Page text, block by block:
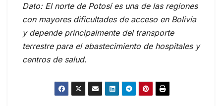
Dato: El norte de Potosí es una de las regiones
con mayores dificultades de acceso en Bolivia
y depende principalmente del transporte
terrestre para el abastecimiento de hospitales y
centros de salud.